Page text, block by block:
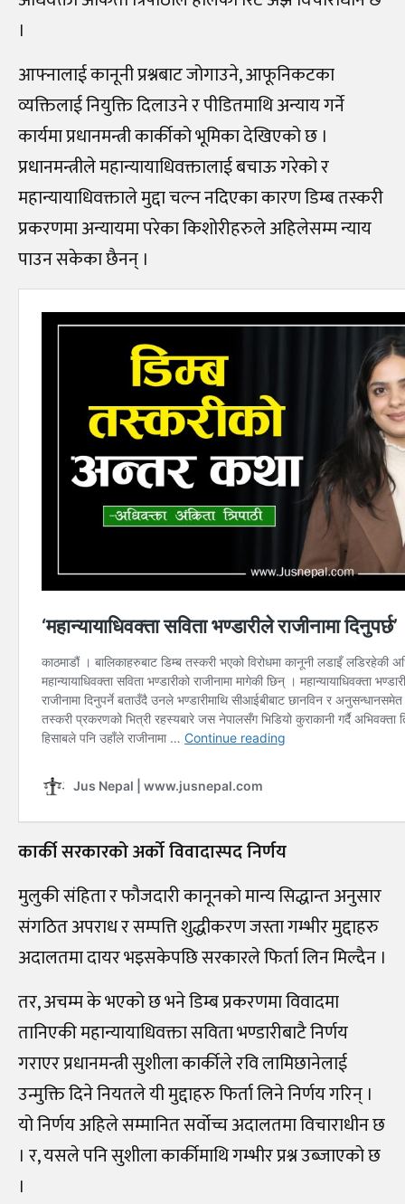
।
आफ्नालाई कानूनी प्रश्नबाट जोगाउने, आफूनिकटका
व्यक्तिलाई नियुक्ति दिलाउने र पीडितमाथि अन्याय गर्ने
कार्यमा प्रधानमन्त्री कार्कीको भूमिका देखिएको छ ।
प्रधानमन्त्रीले महान्यायाधिवक्तालाई बचाऊ गरेको र
महान्यायाधिवक्ताले मुद्दा चल्न नदिएका कारण डिम्ब तस्करी
प्रकरणमा अन्यायमा परेका किशोरीहरुले अहिलेसम्म न्याय
पाउन सकेका छैनन् ।
कार्की सरकारको अर्को विवादास्पद निर्णय
मुलुकी संहिता र फौजदारी कानूनको मान्य सिद्धान्त अनुसार
संगठित अपराध र सम्पत्ति शुद्धीकरण जस्ता गम्भीर मुद्दाहरु
अदालतमा दायर भइसकेपछि सरकारले फिर्ता लिन मिल्दैन ।
तर, अचम्म के भएको छ भने डिम्ब प्रकरणमा विवादमा
तानिएकी महान्यायाधिवक्ता सविता भण्डारीबाटै निर्णय
गराएर प्रधानमन्त्री सुशीला कार्कीले रवि लामिछानेलाई
उन्मुक्ति दिने नियतले यी मुद्दाहरु फिर्ता लिने निर्णय गरिन् ।
यो निर्णय अहिले सम्मानित सर्वोच्च अदालतमा विचाराधीन छ
। र, यसले पनि सुशीला कार्कीमाथि गम्भीर प्रश्न उब्जाएको छ
।